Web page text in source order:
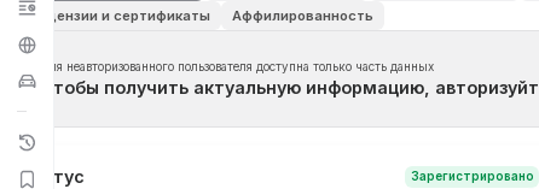
Лицензии и сертификаты
Аффилированность
Для неавторизованного пользователя доступна только часть данных
Чтобы получить актуальную информацию,
Статус Зарегистрировано